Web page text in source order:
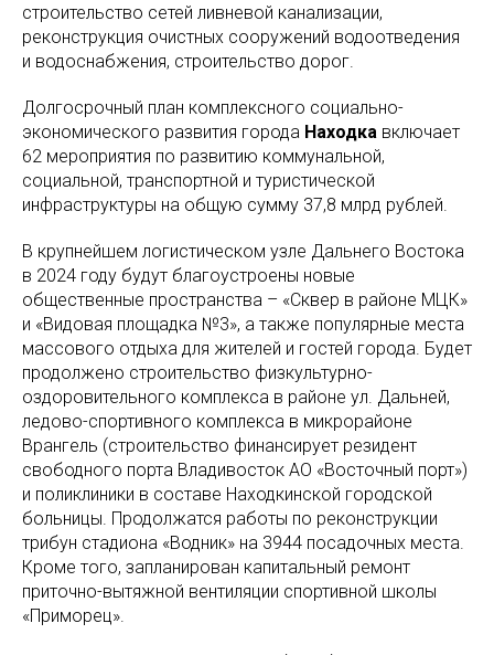
строительство сетей ливневой канализации,
реконструкция очистных сооружений водоотведения
и водоснабжения, строительство дорог.
Долгосрочный план комплексного социально-
экономического развития города Находка включает
62 мероприятия по развитию коммунальной,
социальной, транспортной и туристической
инфраструктуры на общую сумму 37,8 млрд рублей.
В крупнейшем логистическом узле Дальнего Востока
в 2024 году будут благоустроены новые
общественные пространства – «Сквер в районе МЦК»
и «Видовая площадка №3», а также популярные места
массового отдыха для жителей и гостей города. Будет
продолжено строительство физкультурно-
оздоровительного комплекса в районе ул. Дальней,
ледово-спортивного комплекса в микрорайоне
Врангель (строительство финансирует резидент
свободного порта Владивосток АО «Восточный порт»)
и поликлиники в составе Находкинской городской
больницы. Продолжатся работы по реконструкции
трибун стадиона «Водник» на 3944 посадочных места.
Кроме того, запланирован капитальный ремонт
приточно-вытяжной вентиляции спортивной школы
«Приморец».